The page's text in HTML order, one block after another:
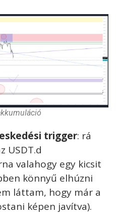
trigger: rá
USDT.d
valahogy egy kicsit
könnyű elhúzni
láttam, hogy már a
képen javítva).